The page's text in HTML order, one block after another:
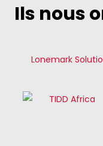
Ils nous